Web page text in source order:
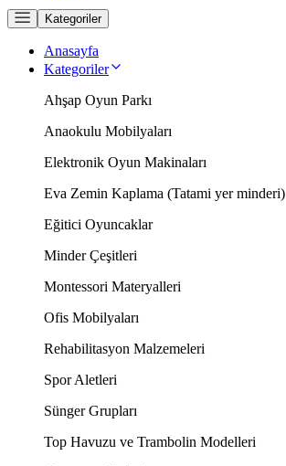
Kategoriler
Anasayfa
Kategoriler
Ahşap Oyun Parkı
Anaokulu Mobilyaları
Elektronik Oyun Makinaları
Eva Zemin Kaplama (Tatami yer minderi)
Eğitici Oyuncaklar
Minder Çeşitleri
Montessori Materyalleri
Ofis Mobilyaları
Rehabilitasyon Malzemeleri
Spor Aletleri
Sünger Grupları
Top Havuzu ve Trambolin Modelleri